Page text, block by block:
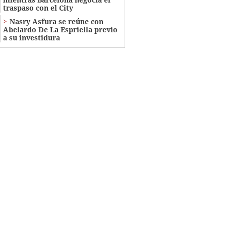
traspaso con el City
Nasry Asfura se reúne con
Abelardo De La Espriella previo
a su investidura